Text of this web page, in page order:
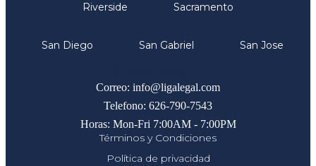
Riverside Sacramento
San Diego San Gabriel San Jose
Correo: info@ligalegal.com
Telefono: 626-790-7543
Horas: Mon-Fri 7:00AM - 7:00PM
Términos y Condiciones
Política de privacidad